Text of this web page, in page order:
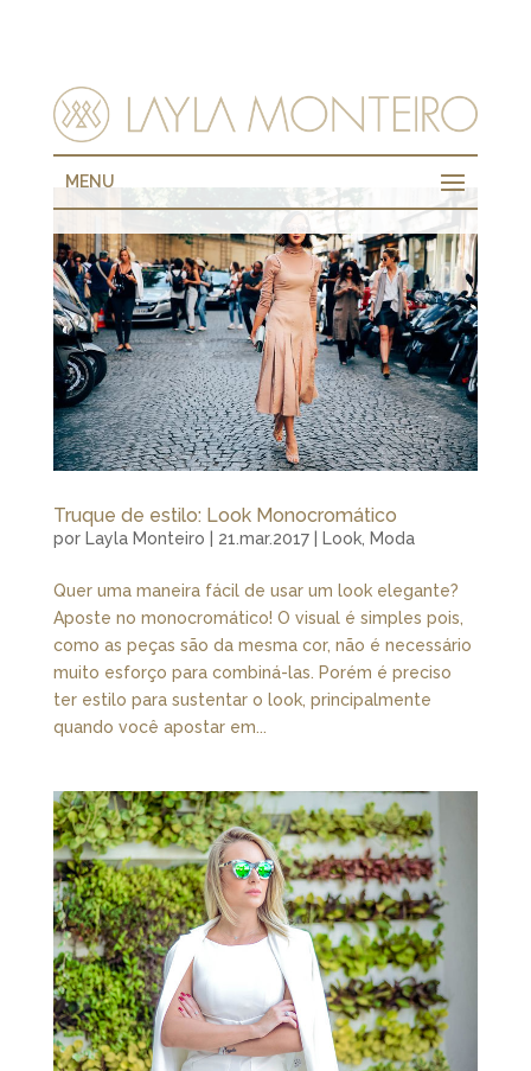
MENU
Truque de estilo: Look Monocromático
por Layla Monteiro 21.mar.2017| Look, Moda
Quer uma maneira fácil de usar um look elegante?
Aposte no monocromático! O visual é simples pois,
como as peças são da mesma cor, não é necessário
muito esforço para combiná-las. Porém é preciso
ter estilo para sustentar o look, principalmente
quando você apostar em...